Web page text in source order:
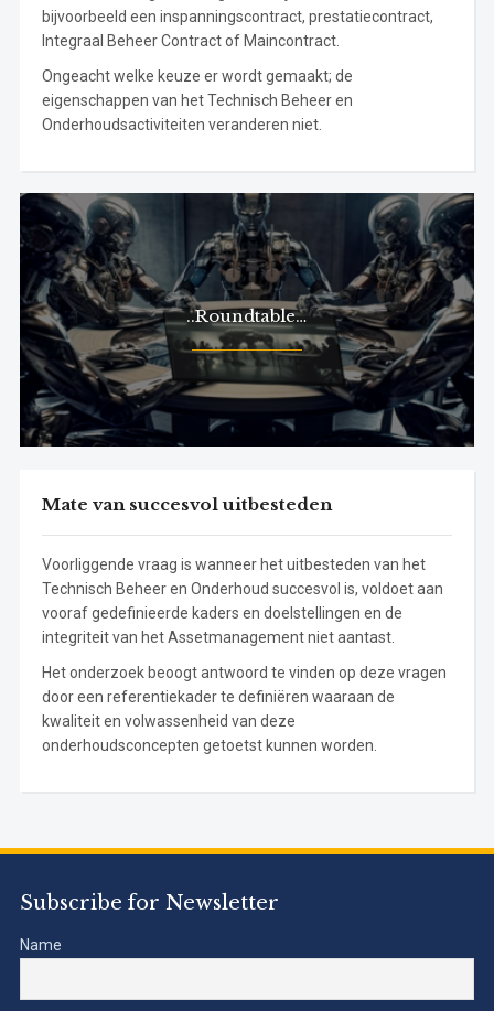
bijvoorbeeld een inspanningscontract, prestatiecontract,
Integraal Beheer Contract of Maincontract.
Ongeacht welke keuze er wordt gemaakt; de
eigenschappen van het Technisch Beheer en
Onderhoudsactiviteiten veranderen niet.
..Roundtable…
Mate van succesvol uitbesteden
Voorliggende vraag is wanneer het uitbesteden van het
Technisch Beheer en Onderhoud succesvol is, voldoet aan
vooraf gedefinieerde kaders en doelstellingen en de
integriteit van het Assetmanagement niet aantast.
Het onderzoek beoogt antwoord te vinden op deze vragen
door een referentiekader te definiëren waaraan de
kwaliteit en volwassenheid van deze
onderhoudsconcepten getoetst kunnen worden.
Subscribe for Newsletter
Name